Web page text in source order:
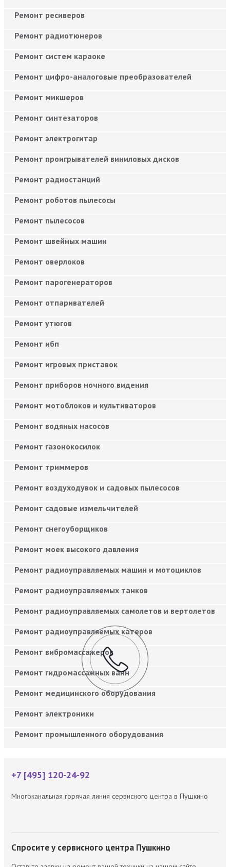
Ремонт ресиверов
Ремонт радиотюнеров
Ремонт систем караоке
Ремонт цифро-аналоговые преобразователей
Ремонт микшеров
Ремонт синтезаторов
Ремонт электрогитар
Ремонт проигрывателей виниловых дисков
Ремонт радиостанций
Ремонт роботов пылесосы
Ремонт пылесосов
Ремонт швейных машин
Ремонт оверлоков
Ремонт парогенераторов
Ремонт отпаривателей
Ремонт утюгов
Ремонт ибп
Ремонт игровых приставок
Ремонт приборов ночного видения
Ремонт мотоблоков и культиваторов
Ремонт водяных насосов
Ремонт газонокосилок
Ремонт триммеров
Ремонт воздуходувок и садовых пылесосов
Ремонт садовые измельчителей
Ремонт снегоуборщиков
Ремонт моек высокого давления
Ремонт радиоуправляемых машин и мотоциклов
Ремонт радиоуправляемых танков
Ремонт радиоуправляемых самолетов и вертолетов
Ремонт радиоуправляемых катеров
Ремонт вибромассажеров
Ремонт гидромассажных ванн
Ремонт медицинского оборудования
Ремонт электроники
Ремонт промышленного оборудования
+7 [495] 120-24-92
Многоканальная горячая линия сервисного центра в Пушкино
Спросите у сервисного центра Пушкино